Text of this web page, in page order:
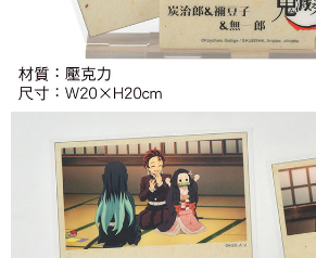
7-11取貨付款
每筆NT$65，滿NT$1,300(含以上)免運費
付款後7-11取貨
每筆NT$65，滿NT$1,300(含以上)免運費
宅配-木棉花樂園專用
每筆NT$100，滿NT$1,300(含以上)免運費
宅配-離島(澎湖/金門/馬祖)-木棉花樂園專用
每筆NT$220